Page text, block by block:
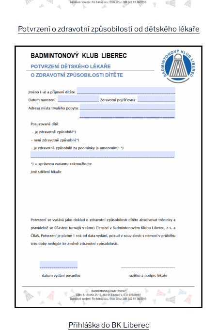
Potvrzení o zdravotní způsobilosti od dětského lékaře
Přihláška do BK Liberec